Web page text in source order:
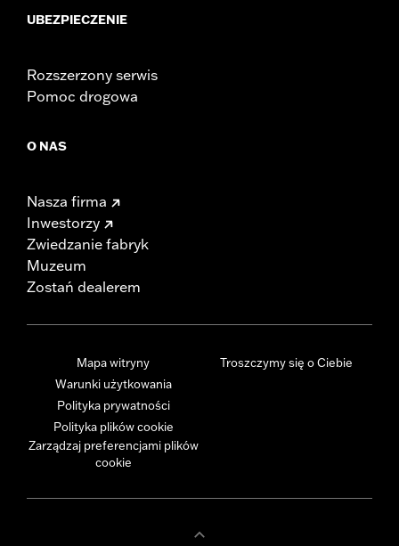
UBEZPIECZENIE
Rozszerzony serwis
Pomoc drogowa
O NAS
Nasza firma
Inwestorzy
Zwiedzanie fabryk
Muzeum
Zostań dealerem
Mapa witryny
Warunki użytkowania
Polityka prywatności
Polityka plików cookie
Zarządzaj preferencjami plików
cookie
Troszczymy się o Ciebie